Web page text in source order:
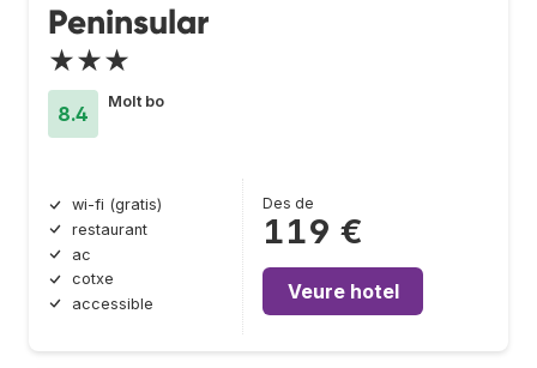
Peninsular
★★★
8.4
Molt bo
wi-fi (gratis)
restaurant
ac
cotxe
accessible
Des de
119 €
Veure hotel